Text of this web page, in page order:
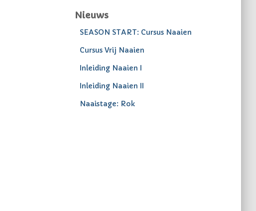
Nieuws
SEASON START: Cursus Naaien
Cursus Vrij Naaien
Inleiding Naaien I
Inleiding Naaien II
Naaistage: Rok